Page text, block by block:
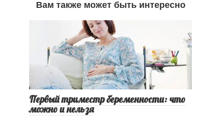
Вам также может быть интересно
Первый триместр беременности: что
можно и нельзя